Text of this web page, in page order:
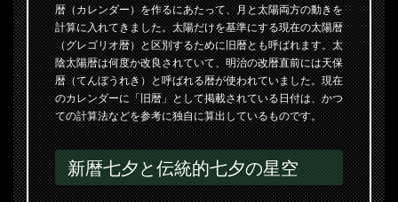
暦（カレンダー）を作るにあたって、月と太陽両方の動きを
計算に入れてきました。太陽だけを基準にする現在の太陽暦
（グレゴリオ暦）と区別するために旧暦とも呼ばれます。太
陰太陽暦は何度か改良されていて、明治の改暦直前には天保
暦（てんぼうれき）と呼ばれる暦が使われていました。現在
のカレンダーに「旧暦」として掲載されている日付は、かつ
ての計算法などを参考に独自に算出しているものです。
新暦七夕と伝統的七夕の星空